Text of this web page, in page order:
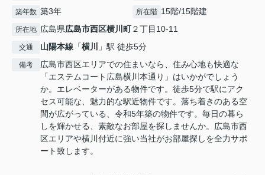
築年数 築3年 所在階 15階/15階建
所在地 広島県広島市西区横川町２丁目10-11
交通 山陽本線 「横川 」駅 徒歩5分
備考
広島市西区エリアでの住まいなら、住み心地も快適な
「エステムコート広島横川本通り」はいかがでしょう
か。エレベーターがある物件です。徒歩5分で駅にアク
セス可能な、魅力的な駅近物件です。落ち着きのある空
間が広がっている、令和5年築の物件です。毎日の暮ら
しを輝かせる、素敵なお部屋を探しませんか。広島市西
区エリアや横川付近に強い当社がお部屋探しを全力サポ
ート致します。